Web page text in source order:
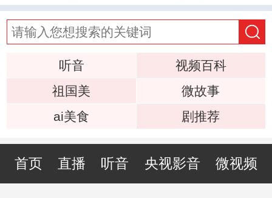
听音
视频百科
祖国美
微故事
ai美食
剧推荐
首页 直播 听音 央视影音 微视频